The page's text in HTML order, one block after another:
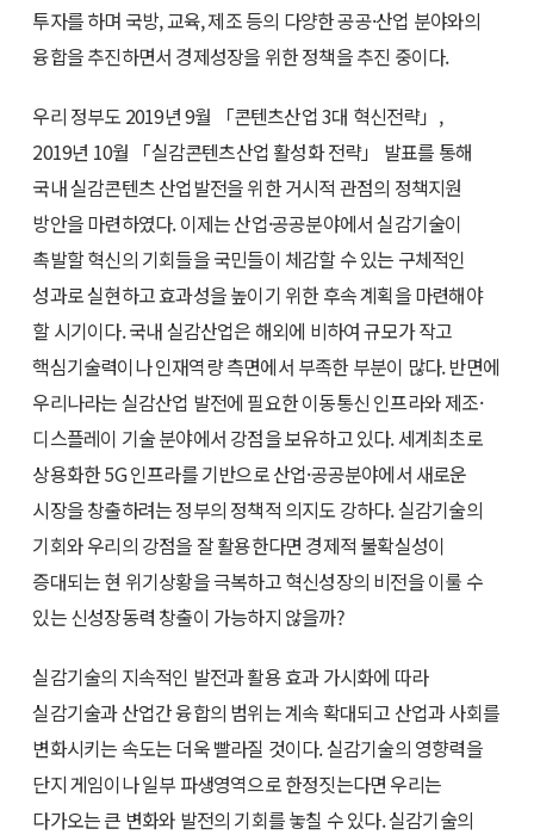
투자를 하며 국방, 교육, 제조 등의 다양한 공공·산업 분야와의
융합을 추진하면서 경제성장을 위한 정책을 추진 중이다.
우리 정부도 2019년 9월 「콘텐츠산업 3대 혁신전략」,
2019년 10월 「실감콘텐츠산업 활성화 전략」 발표를 통해
국내 실감콘텐츠 산업발전을 위한 거시적 관점의 정책지원
방안을 마련하였다. 이제는 산업·공공분야에서 실감기술이
촉발할 혁신의 기회들을 국민들이 체감할 수 있는 구체적인
성과로 실현하고 효과성을 높이기 위한 후속 계획을 마련해야
할 시기이다. 국내 실감산업은 해외에 비하여 규모가 작고
핵심기술력이나 인재역량 측면에서 부족한 부분이 많다. 반면에
우리나라는 실감산업 발전에 필요한 이동통신 인프라와 제조·
디스플레이 기술 분야에서 강점을 보유하고 있다. 세계최초로
상용화한 5G 인프라를 기반으로 산업·공공분야에서 새로운
시장을 창출하려는 정부의 정책적 의지도 강하다. 실감기술의
기회와 우리의 강점을 잘 활용한다면 경제적 불확실성이
증대되는 현 위기상황을 극복하고 혁신성장의 비전을 이룰 수
있는 신성장동력 창출이 가능하지 않을까?
실감기술의 지속적인 발전과 활용 효과 가시화에 따라
실감기술과 산업간 융합의 범위는 계속 확대되고 산업과 사회를
변화시키는 속도는 더욱 빨라질 것이다. 실감기술의 영향력을
단지 게임이나 일부 파생영역으로 한정짓는다면 우리는
다가오는 큰 변화와 발전의 기회를 놓칠 수 있다. 실감기술의